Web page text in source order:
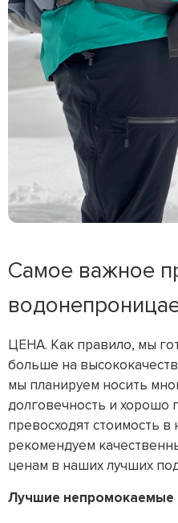
Самое важное
ЦЕНА. Как правило, мы
больше на
мы планируем носить
долговечность и
превосходят стоимость
рекомендуем
ценам в наших лучших
Лучшие непромокаемые